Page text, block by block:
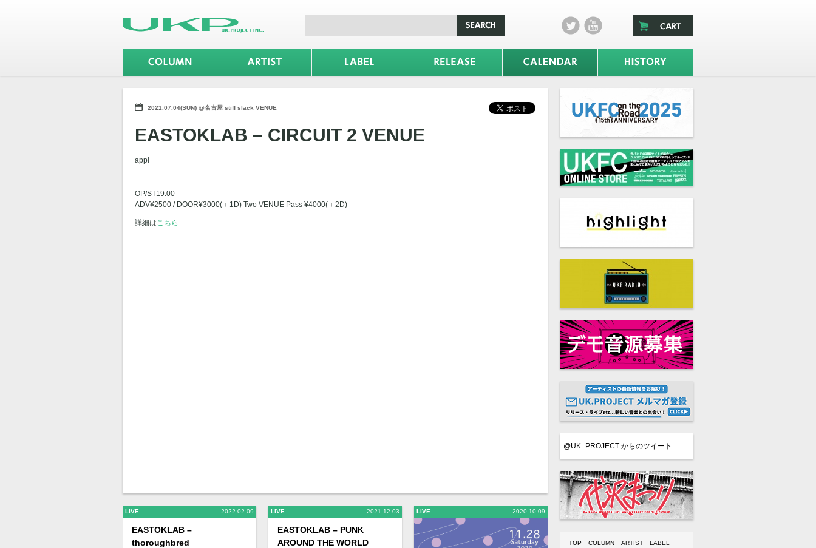
2021.07.04(SUN) @名古屋 stiff slack VENUE
EASTOKLAB – CIRCUIT 2 VENUE
appi
OP/ST19:00
ADV¥2500 / DOOR¥3000(＋1D) Two VENUE Pass ¥4000(＋2D)
詳細はこちら
LIVE 2022.02.09
EASTOKLAB –
thoroughbred
LIVE 2021.12.03
EASTOKLAB – PUNK
AROUND THE WORLD
LIVE 2020.10.09
@UK_PROJECT からのツイート
TOP COLUMN ARTIST
LABEL